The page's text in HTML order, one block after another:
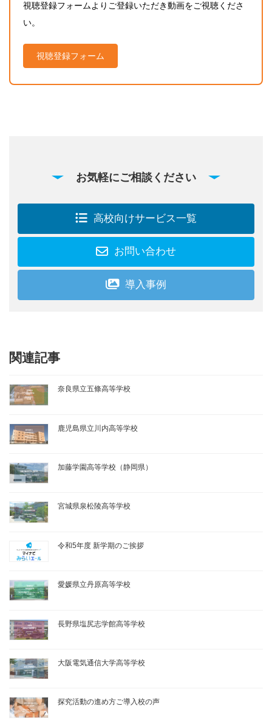
視聴登録フォームよりご登録いただき動画をご視聴くださ
い。
視聴登録フォーム
お気軽にご相談ください
高校向けサービス一覧
お問い合わせ
導入事例
関連記事
奈良県立五條高等学校
鹿児島県立川内高等学校
加藤学園高等学校（静岡県）
宮城県泉松陵高等学校
令和5年度 新学期のご挨拶
愛媛県立丹原高等学校
長野県塩尻志学館高等学校
大阪電気通信大学高等学校
探究活動の進め方ご導入校の声